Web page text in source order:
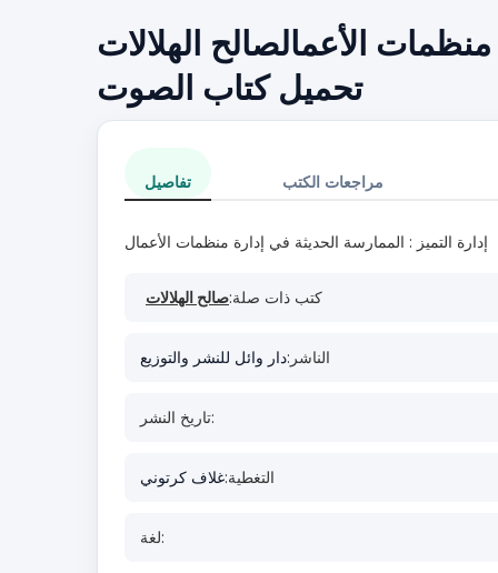
الأعمالصالح الهلالات
تحميل كتاب الصوت
تفاصيل مراجعات الكتب
إدارة التميز : الممارسة الحديثة في إدارة منظمات الأعمال
كتب ذات صلة:صالح الهلالات
الناشر:دار وائل للنشر والتوزيع
تاريخ النشر:
التغطية:غلاف كرتوني
لغة: